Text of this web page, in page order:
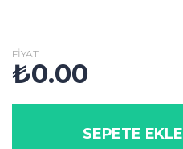
FIYAT
₺0.00
SEPETE EKLE